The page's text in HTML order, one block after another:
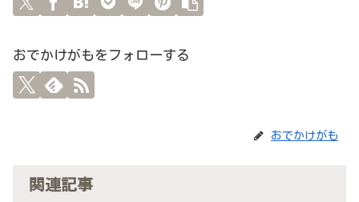
おでかけがもをフォローする
おでかけがも
関連記事